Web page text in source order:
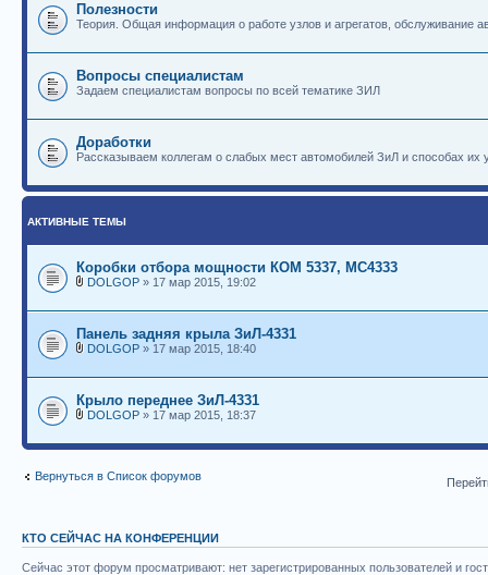
Полезности
Теория. Общая информация о работе узлов и агрегатов, обслуживание
Вопросы специалистам
Задаем специалистам вопросы по всей тематике ЗИЛ
Доработки
Рассказываем коллегам о слабых мест автомобилей ЗиЛ и способах их
АКТИВНЫЕ ТЕМЫ
Коробки отбора мощности КОМ 5337, МС4333
DOLGOP » 17 мар 2015, 19:02
Панель задняя крыла ЗиЛ-4331
DOLGOP » 17 мар 2015, 18:40
Крыло переднее ЗиЛ-4331
DOLGOP » 17 мар 2015, 18:37
Вернуться в Список форумов
КТО СЕЙЧАС НА КОНФЕРЕНЦИИ
Сейчас этот форум просматривают: нет зарегистрированных пользователей и